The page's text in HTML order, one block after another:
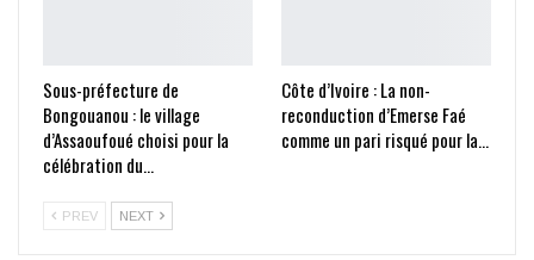
Sous-préfecture de
Bongouanou : le village
d’Assaoufoué choisi pour la
célébration du…
Côte d’Ivoire : La non-
reconduction d’Emerse Faé
comme un pari risqué pour la…
PREV NEXT